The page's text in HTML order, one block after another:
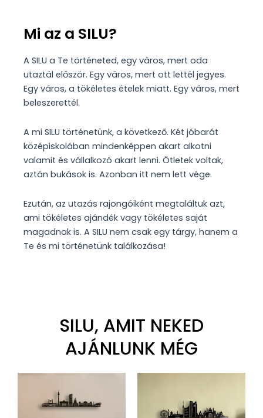
Mi az a SILU?
A SILU a Te történeted, egy város, mert oda
utaztál először. Egy város, mert ott lettél jegyes.
Egy város, a tökéletes ételek miatt. Egy város, mert
beleszerettél.
A mi SILU történetünk, a következő. Két jóbarát
középiskolában mindenképpen akart alkotni
valamit és vállalkozó akart lenni. Ötletek voltak,
aztán bukások is. Azonban itt nem lett vége.
Ezután, az utazás rajongóiként megtaláltuk azt,
ami tökéletes ajándék vagy tökéletes saját
magadnak is. A SILU nem csak egy tárgy, hanem a
Te és mi történetünk találkozása!
SILU, AMIT NEKED
AJÁNLUNK MÉG